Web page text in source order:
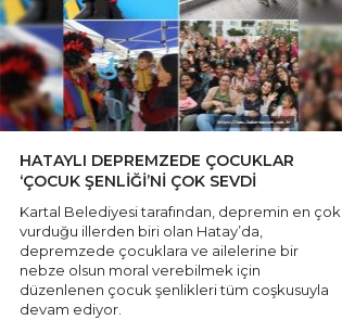
HATAYLI DEPREMZEDE ÇOCUKLAR
‘ÇOCUK ŞENLİĞİ’Nİ ÇOK SEVDİ
Kartal Belediyesi tarafından, depremin en çok
vurduğu illerden biri olan Hatay’da,
depremzede çocuklara ve ailelerine bir
nebze olsun moral verebilmek için
düzenlenen çocuk şenlikleri tüm coşkusuyla
devam ediyor.